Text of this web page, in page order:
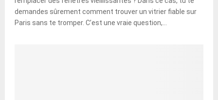
demandes sûrement comment trouver un vitrier fiable sur
Paris sans te tromper. C’est une vraie question,...